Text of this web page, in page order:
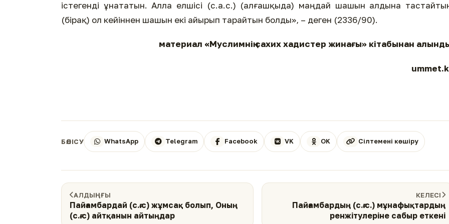
істегенді ұнататын. Алла елшісі (с.а.с.) (алғашқыда) маңдай шашын алдына
(бірақ) ол кейіннен шашын екі айырып тарайтын болды», – деген (2336/90).
материал «Муслимнің сахих хадистер жинағы» кітабынан
БӨЛІСУ WhatsApp Telegram Facebook VK OK Сілтемені көшіру
АЛДЫҢҒЫ
Пайғамбардай (с.ғ.с) жұмсақ болып, Оның
(с.ғ.с) айтқанын айтыңдар
КЕЛЕСІ
Пайғамбардың (с.ғ.с.) мұнафықтардың
ренжітулеріне сабыр еткені